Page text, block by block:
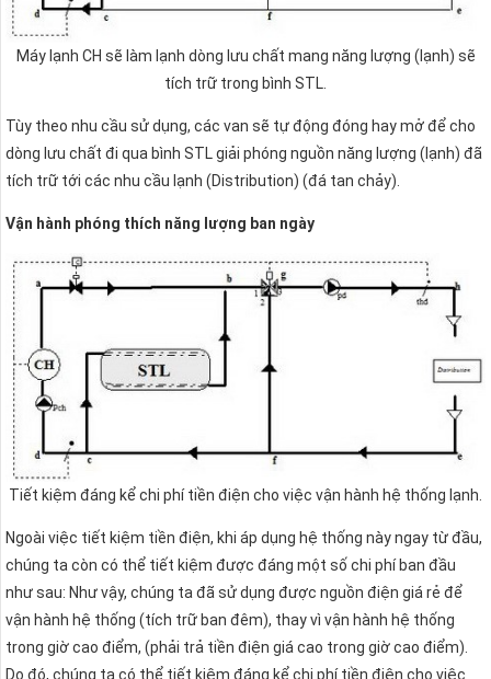
Máy lạnh CH sẽ làm lạnh dòng lưu chất mang năng lượng (lạnh) sẽ
tích trữ trong bình STL.
Tùy theo nhu cầu sử dụng, các van sẽ tự động đóng hay mở để cho
dòng lưu chất đi qua bình STL giải phóng nguồn năng lượng (lạnh) đã
tích trữ tới các nhu cầu lạnh (Distribution) (đá tan chảy).
Vận hành phóng thích năng lượng ban ngày
Tiết kiệm đáng kể chi phí tiền điện cho việc vận hành hệ thống lạnh.
Ngoài việc tiết kiệm tiền điện, khi áp dụng hệ thống này ngay từ đầu,
chúng ta còn có thể tiết kiệm được đáng một số chi phí ban đầu
như sau: Như vậy, chúng ta đã sử dụng được nguồn điện giá rẻ để
vận hành hệ thống (tích trữ ban đêm), thay vì vận hành hệ thống
trong giờ cao điểm, (phải trả tiền điện giá cao trong giờ cao điểm).
Do đó, chúng ta có thể tiết kiệm đáng kể chi phí tiền điện cho việc